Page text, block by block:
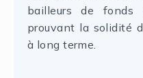
bailleurs de fonds
prouvant la solidité
à long terme.